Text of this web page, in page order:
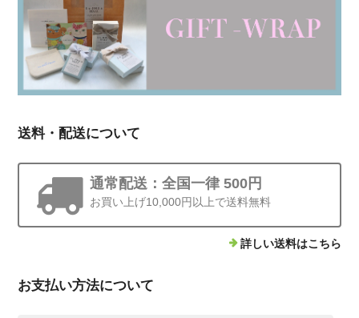
送料・配送について
通常配送：全国一律 500円
お買い上げ10,000円以上で送料無料
詳しい送料はこちら
お支払い方法について